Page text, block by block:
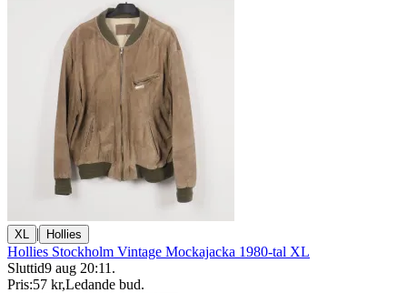
XL | Hollies
Hollies Stockholm Vintage Mockajacka 1980-tal XL
Sluttid9 aug 20:11 .
Pris:57 kr,Ledande bud.